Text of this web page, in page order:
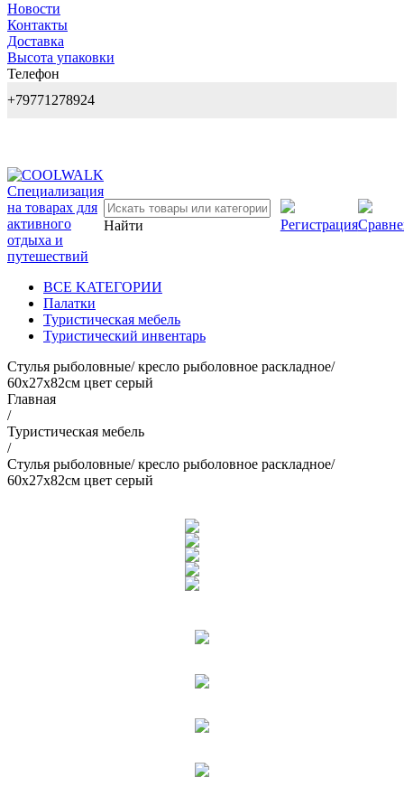
Новости
Контакты
Доставка
Высота упаковки
Телефон
+79771278924
Найти Регистрация
BCE KATEГОPИИ
Палатки
Туристическая мебель
Туристический инвентарь
Стулья рыболовные/ кресло рыболовное раскладное/
60х27х82см цвет серый
Главная
/
Туристическая мебель
/
Стулья рыболовные/ кресло рыболовное раскладное/
60х27х82см цвет серый